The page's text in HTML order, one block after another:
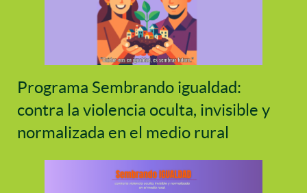
Programa Sembrando igualdad:
contra la violencia oculta, invisible y
normalizada en el medio rural